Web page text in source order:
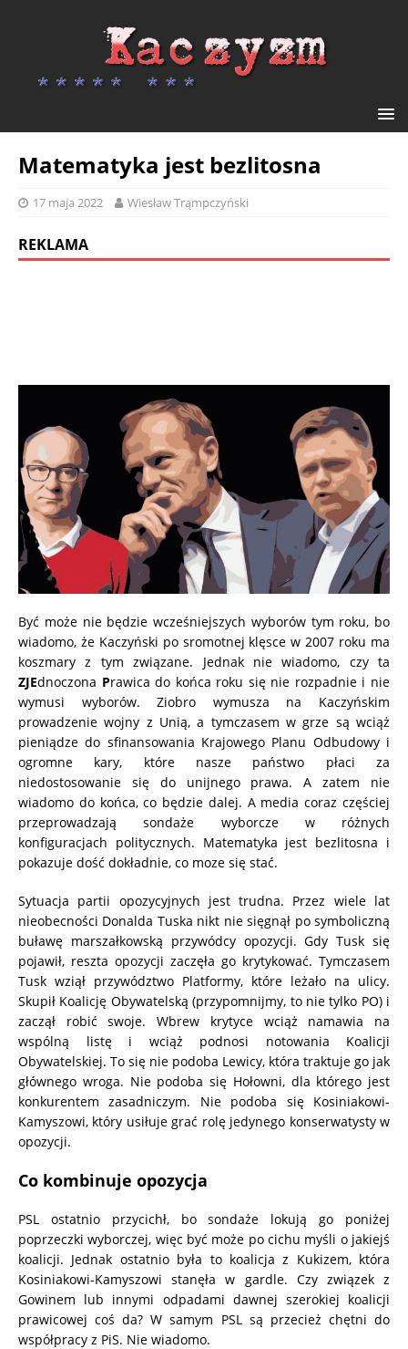
Matematyka jest bezlitosna
17 maja 2022 Wiesław Trąmpczyński
REKLAMA
Być może nie będzie wcześniejszych wyborów tym roku, bo
wiadomo, że Kaczyński po sromotnej klęsce w 2007 roku ma
koszmary z tym związane. Jednak nie wiadomo, czy ta
ZJEdnoczona Prawica do końca roku się nie rozpadnie i nie
wymusi wyborów. Ziobro wymusza na Kaczyńskim
prowadzenie wojny z Unią, a tymczasem w grze są wciąż
pieniądze do sfinansowania Krajowego Planu Odbudowy i
ogromne kary, które nasze państwo płaci za
niedostosowanie się do unijnego prawa. A zatem nie
wiadomo do końca, co będzie dalej. A media coraz częściej
przeprowadzają sondaże wyborcze w różnych
konfiguracjach politycznych. Matematyka jest bezlitosna i
pokazuje dość dokładnie, co moze się stać.
Sytuacja partii opozycyjnych jest trudna. Przez wiele lat
nieobecności Donalda Tuska nikt nie sięgnął po symboliczną
buławę marszałkowską przywódcy opozycji. Gdy Tusk się
pojawił, reszta opozycji zaczęła go krytykować. Tymczasem
Tusk wziął przywództwo Platformy, które leżało na ulicy.
Skupił Koalicję Obywatelską (przypomnijmy, to nie tylko PO) i
zaczął robić swoje. Wbrew krytyce wciąż namawia na
wspólną listę i wciąż podnosi notowania Koalicji
Obywatelskiej. To się nie podoba Lewicy, która traktuje go jak
głównego wroga. Nie podoba się Hołowni, dla którego jest
konkurentem zasadniczym. Nie podoba się Kosiniakowi-
Kamyszowi, który usiłuje grać rolę jedynego konserwatysty w
opozycji.
Co kombinuje opozycja
PSL ostatnio przycichł, bo sondaże lokują go poniżej
poprzeczki wyborczej, więc być może po cichu myśli o jakiejś
koalicji. Jednak ostatnio była to koalicja z Kukizem, która
Kosiniakowi-Kamyszowi stanęła w gardle. Czy związek z
Gowinem lub innymi odpadami dawnej szerokiej koalicji
prawicowej coś da? W samym PSL są przecież chętni do
współpracy z PiS. Nie wiadomo.